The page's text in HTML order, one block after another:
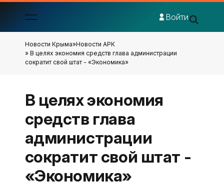
Войти
Новости Крыма»Новости АРК
» В целях экономия средств глава администрации
сократит свой штат - «Экономика»
В целях экономия
средств глава
администрации
сократит свой штат -
«Экономика»